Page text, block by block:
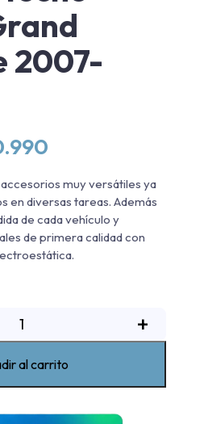
2007-
es:
$650.990.
muy versátiles ya
en diversas tareas. Además
de cada vehículo y
de primera calidad con
+
al carrito